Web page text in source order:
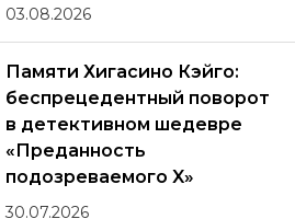
03.08.2026
Памяти Хигасино Кэйго:
беспрецедентный поворот
в детективном шедевре
«Преданность
подозреваемого X»
30.07.2026